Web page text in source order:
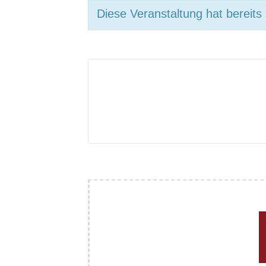
Diese Veranstaltung hat
V
e